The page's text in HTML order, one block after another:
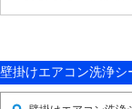
壁掛けエアコン洗浄